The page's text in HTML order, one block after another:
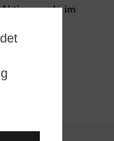
im